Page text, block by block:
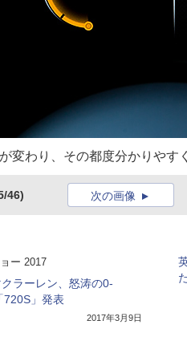
変わり、その都度分かりやす
46) 次の画像
ー 2017
ラーレン、怒涛の0-
720S」発表
2017年3月9日